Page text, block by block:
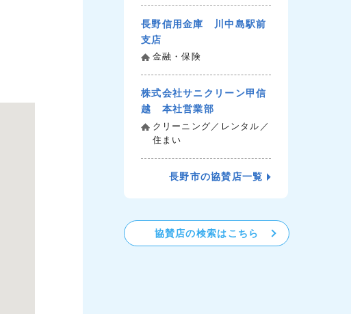
長野信用金庫 川中島駅前
支店
金融・保険
株式会社サニクリーン甲信
越 本社営業部
クリーニング／レンタル／
住まい
長野市の協賛店一覧
協賛店の検索はこちら